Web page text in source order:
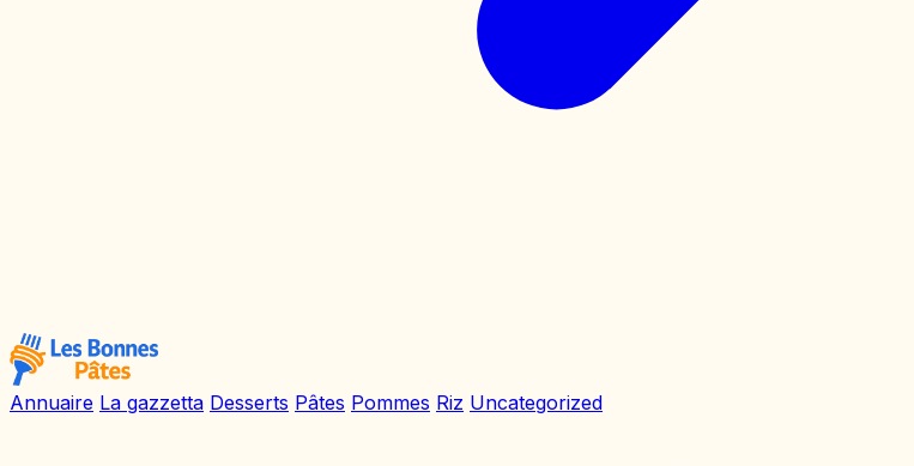
Annuaire La gazzetta Desserts Pâtes Pommes Riz Uncategorized